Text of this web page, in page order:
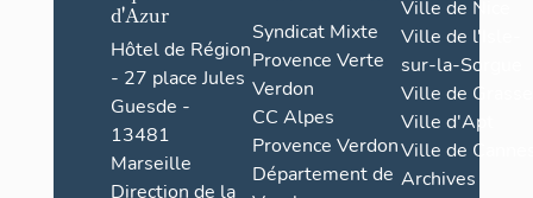
d'Azur
Hôtel de Région
- 27 place Jules
Guesde -
13481
Marseille
Direction de la
Syndicat Mixte
Provence Verte
Verdon
CC Alpes
Provence Verdon
Département de
Ville de Nice
Ville de l'Isle-
sur-la-Sorgue
Ville de Grasse
Ville d'Apt
Ville de
Archives